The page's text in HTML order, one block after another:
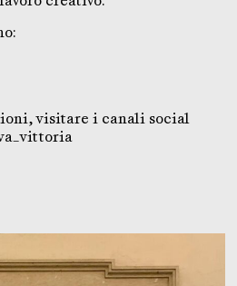
visitare i canali social